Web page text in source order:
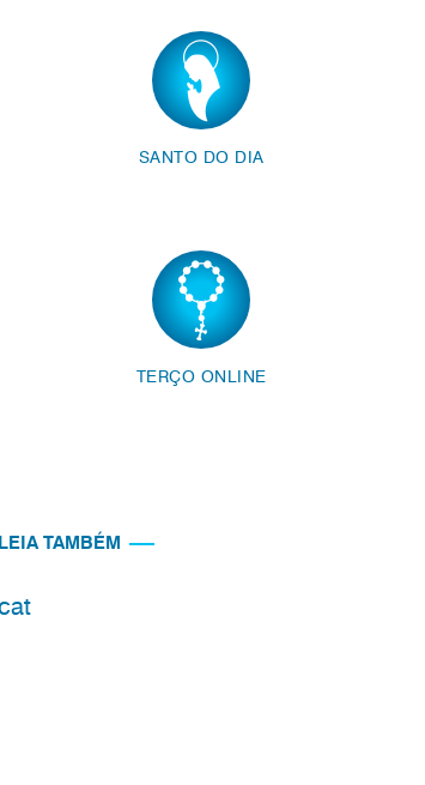
SANTO DO DIA
TERÇO ONLINE
LEIA TAMBÉM